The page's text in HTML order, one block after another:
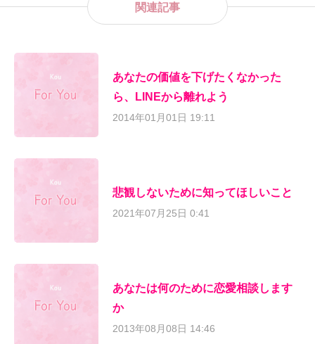
関連記事
あなたの価値を下げたくなかった
ら、LINEから離れよう
2014年01月01日 19:11
悲観しないために知ってほしいこと
2021年07月25日 0:41
あなたは何のために恋愛相談します
か
2013年08月08日 14:46